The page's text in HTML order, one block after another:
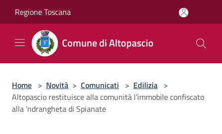
Regione Toscana
Comune di Altopascio
Home > Novità > Comunicati > Edilizia >
Altopascio restituisce alla comunità l’immobile confiscato
alla ’ndrangheta di Spianate